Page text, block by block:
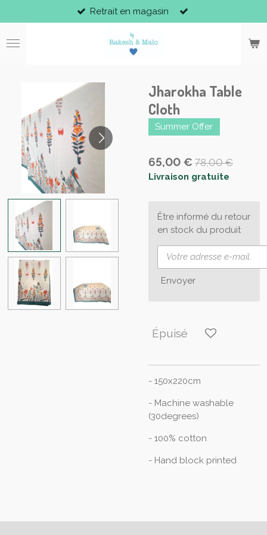
au
contenu
Retrait en magasin
Jharokha Table
Cloth
Summer Offer
65,00 € 78,00 €
Livraison gratuite
Être informé du retour
en stock du produit
Envoyer
Épuisé
- 150x220cm
- Machine washable
(30degrees)
- 100% cotton
- Hand block printed